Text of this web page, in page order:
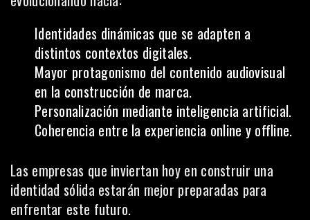
Identidades dinámicas que se adapten a
distintos contextos digitales.
Mayor protagonismo del contenido audiovisual
en la construcción de marca.
Personalización mediante inteligencia artificial.
Coherencia entre la experiencia online y offline.
Las empresas que inviertan hoy en construir una
identidad sólida estarán mejor preparadas para
enfrentar este futuro.